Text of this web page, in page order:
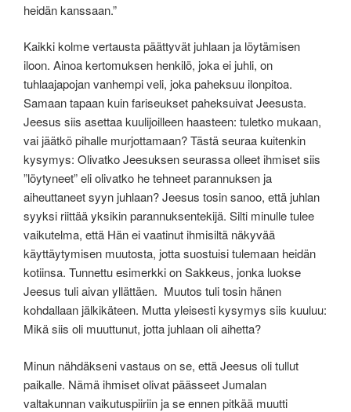
heidän kanssaan.”
Kaikki kolme vertausta päättyvät juhlaan ja löytämisen
iloon. Ainoa kertomuksen henkilö, joka ei juhli, on
tuhlaajapojan vanhempi veli, joka paheksuu ilonpitoa.
Samaan tapaan kuin fariseukset paheksuivat Jeesusta.
Jeesus siis asettaa kuulijoilleen haasteen: tuletko mukaan,
vai jäätkö pihalle murjottamaan? Tästä seuraa kuitenkin
kysymys: Olivatko Jeesuksen seurassa olleet ihmiset siis
”löytyneet” eli olivatko he tehneet parannuksen ja
aiheuttaneet syyn juhlaan? Jeesus tosin sanoo, että juhlan
syyksi riittää yksikin parannuksentekijä. Silti minulle tulee
vaikutelma, että Hän ei vaatinut ihmisiltä näkyvää
käyttäytymisen muutosta, jotta suostuisi tulemaan heidän
kotiinsa. Tunnettu esimerkki on Sakkeus, jonka luokse
Jeesus tuli aivan yllättäen. Muutos tuli tosin hänen
kohdallaan jälkikäteen. Mutta yleisesti kysymys siis kuuluu:
Mikä siis oli muuttunut, jotta juhlaan oli aihetta?
Minun nähdäkseni vastaus on se, että Jeesus oli tullut
paikalle. Nämä ihmiset olivat päässeet Jumalan
valtakunnan vaikutuspiiriin ja se ennen pitkää muutti